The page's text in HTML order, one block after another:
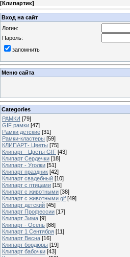
[Клипартик]
Вход на сайт
Логин:
Пароль:
запомнить
Меню сайта
Categories
РАМКИ [79]
GIF рамки [47]
Рамки детские [31]
Рамки-кластеры [59]
КЛИПАРТ- Цветы [75]
Клипарт - Цветы GIF [43]
Клипарт Сердечки [18]
Клипарт - Уголки [51]
Клипарт праздник [42]
Клипарт свадебный [10]
Клипарт с птицами [15]
Клипарт с животными [38]
Клипарт с животными gif [49]
Клипарт детский [45]
Клипарт Профессии [17]
Клипарт Зима [9]
Клипарт - Осень [88]
Клипарт 1 Сентября [11]
Клипарт Весна [16]
Клипарт бордюры [19]
Клипарт бабочки [43]